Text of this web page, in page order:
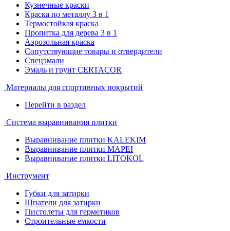
Кузнечные краски
Краска по металлу 3 в 1
Термостойкая краска
Пропитка для дерева 3 в 1
Аэрозольная краска
Сопутствующие товары и отвердители
Спецэмали
Эмаль и грунт CERTACOR
Материалы для спортивных покрытий
Перейти в раздел
Система выравнивания плитки
Выравнивание плитки KALEKIM
Выравнивание плитки MAPEI
Выравнивание плитки LITOKOL
Инструмент
Губки для затирки
Шпатели для затирки
Пистолеты для герметиков
Строительные емкости